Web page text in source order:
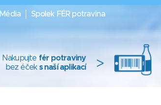
Média Spolek FÉR potravina
Nakupujte fér potraviny
bez éček s naší aplikací >